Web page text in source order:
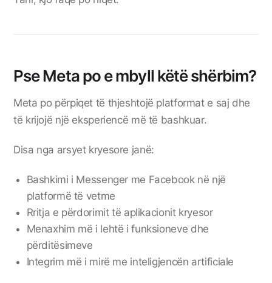
Pse Meta po e mbyll këtë shërbim?
Meta po përpiqet të thjeshtojë platformat e saj dhe
të krijojë një eksperiencë më të bashkuar.
Disa nga arsyet kryesore janë:
Bashkimi i Messenger me Facebook në një
platformë të vetme
Rritja e përdorimit të aplikacionit kryesor
Menaxhim më i lehtë i funksioneve dhe
përditësimeve
Integrim më i mirë me inteligjencën artificiale